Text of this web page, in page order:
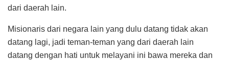
dari daerah lain.
Misionaris dari negara lain yang dulu datang tidak akan
datang lagi, jadi teman-teman yang dari daerah lain
datang dengan hati untuk melayani ini bawa mereka dan